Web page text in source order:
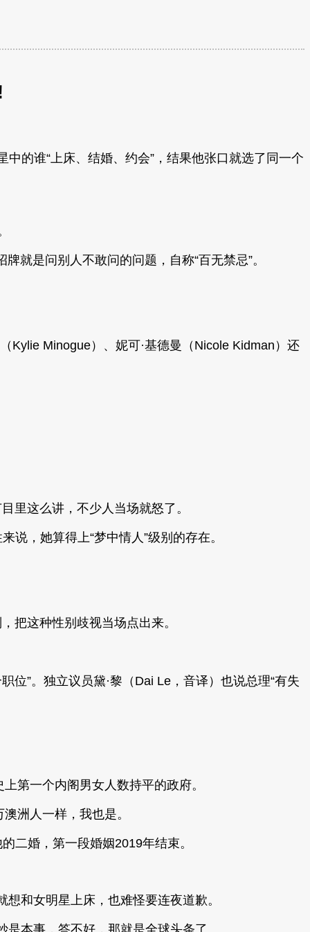
的谁“上床、结婚、约会”，结果他张口就选了同一个
就是问别人不敢问的问题，自称“百无禁忌”。
Kylie Minogue）、妮可·基德曼（Nicole Kidman）还
里这么讲，不少人当场就怒了。
，她算得上“梦中情人”级别的存在。
把这种性别歧视当场点出来。
位”。独立议员黛·黎（Dai Le，音译）也说总理“有失
第一个内阁男女人数持平的政府。
洲人一样，我也是。
二婚，第一段婚姻2019年结束。
和女明星上床，也难怪要连夜道歉。
本事，答不好，那就是全球头条了。